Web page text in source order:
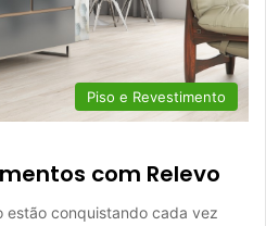
Piso e Revestimento
com Relevo
estão conquistando cada vez